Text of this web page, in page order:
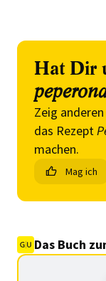
Hat Dir
Zeig
das Rezept
machen.
Mag ich
Das Buch